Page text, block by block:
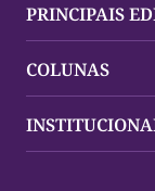
PRINCIPAIS
Palmas
Mundo
COLUNAS
Policial